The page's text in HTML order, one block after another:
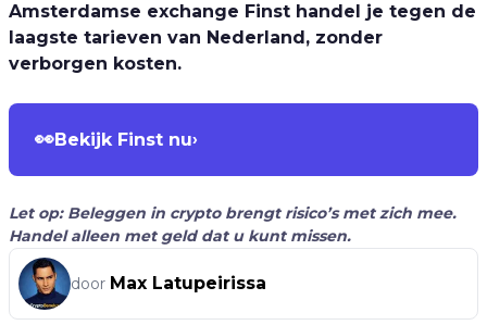
Amsterdamse exchange Finst handel je tegen de
laagste tarieven van Nederland, zonder
verborgen kosten.
👀Bekijk Finst nu›
Let op: Beleggen in crypto brengt risico’s met zich mee.
Handel alleen met geld dat u kunt missen.
door Max Latupeirissa